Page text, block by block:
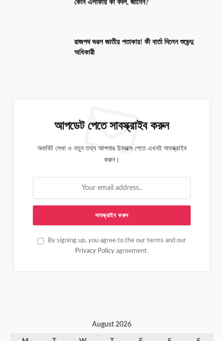
কোন এলাকায় কী বদল, জানেন?
রাজপথ ভরল জাতীয় পতাকায়! কী বার্তা দিলেন শুভেন্দু
অধিকারী
আপডেট পেতে সাবস্ক্রাইব করুন
অফবিট লেখা ও নতুন তথ্য আপনার ইনবক্সে পেতে এখনই সাবস্ক্রাইব
করুন।
By signing up, you agree to the our terms and our
Privacy Policy agreement.
August 2026